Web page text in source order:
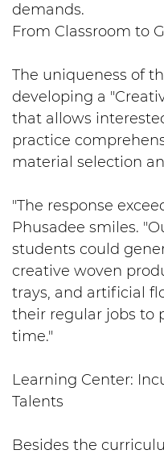
demands.
From Classroom to
The uniqueness of
developing a
that allows
practice
material selection
"The response
Phusadee smiles.
students could
creative woven
trays, and artificial
their regular jobs to
time."
Learning Center:
Talents
Besides the